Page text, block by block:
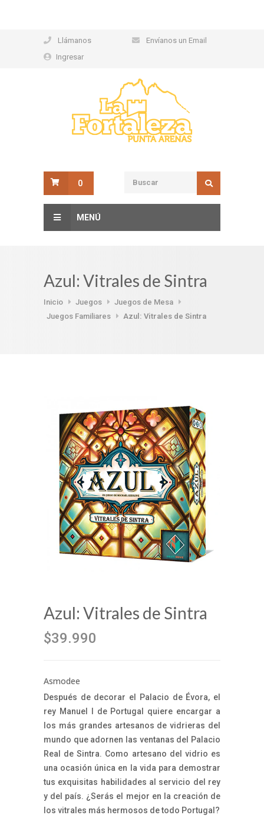
Llámanos
Envíanos un Email
Ingresar
0
MENÚ
Azul: Vitrales de Sintra
Inicio Juegos
Juegos de Mesa
Juegos Familiares
Azul: Vitrales de Sintra
Azul: Vitrales de Sintra
$39.990
Asmodee
Después de decorar el Palacio de Évora, el
rey Manuel I de Portugal quiere encargar a
los más grandes artesanos de vidrieras del
mundo que adornen las ventanas del Palacio
Real de Sintra. Como artesano del vidrio es
una ocasión única en la vida para demostrar
tus exquisitas habilidades al servicio del rey
y del país. ¿Serás el mejor en la creación de
los vitrales más hermosos de todo Portugal?